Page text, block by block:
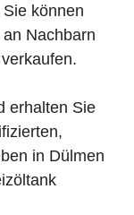
können
Nachbarn
erhalten Sie
in Dülmen